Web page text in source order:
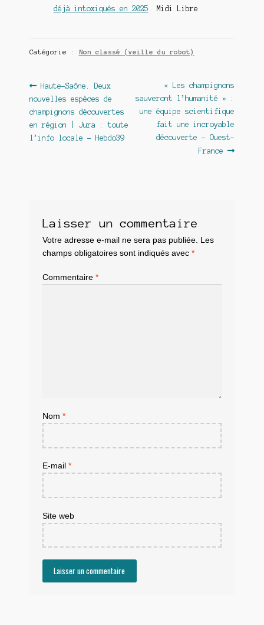
déjà intoxiqués en 2025 Midi Libre
Catégorie : Non classé (veille du robot)
Navigation
de
l’article
Article
précédent :
Haute-Saône. Deux
nouvelles espèces de
champignons découvertes
en région | Jura : toute
l’info locale – Hebdo39
Article
suivant :
« Les champignons
sauveront l’humanité » :
une équipe scientifique
fait une incroyable
découverte – Ouest-
France
Laisser un commentaire
Votre adresse e-mail ne sera pas publiée. Les
champs obligatoires sont indiqués avec *
Commentaire *
Nom *
E-mail *
Site web